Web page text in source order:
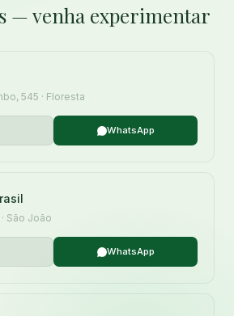
— venha experimentar
545 · Floresta
WhatsApp
São João
WhatsApp